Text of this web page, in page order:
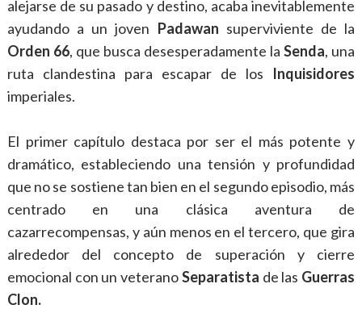
alejarse de su pasado y destino, acaba inevitablemente
ayudando a un joven Padawan superviviente de la
Orden 66, que busca desesperadamente laSenda, una
ruta clandestina para escapar de los Inquisidores
imperiales.
El primer capítulo destaca por ser el más potente y
dramático, estableciendo una tensión y profundidad
que no se sostiene tan bien en el segundo episodio, más
centrado en una clásica aventura de
cazarrecompensas, y aún menos en el tercero, que gira
alrededor del concepto de superación y cierre
emocional con un veteranoSeparatista de las Guerras
Clon.